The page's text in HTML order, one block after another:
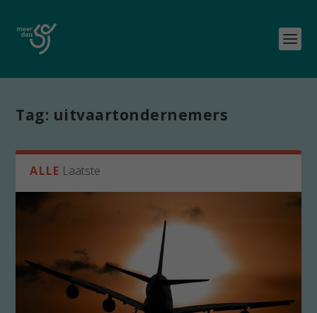
Tag: uitvaartondernemers
ALLE Laatste